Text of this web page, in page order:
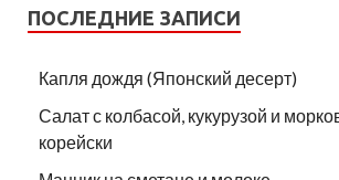
ПОСЛЕДНИЕ ЗАПИСИ
Капля дождя (Японский десерт)
Салат с колбасой, кукурузой и
корейски